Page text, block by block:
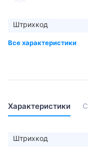
Штрихкод
Характеристики
Штрихкод